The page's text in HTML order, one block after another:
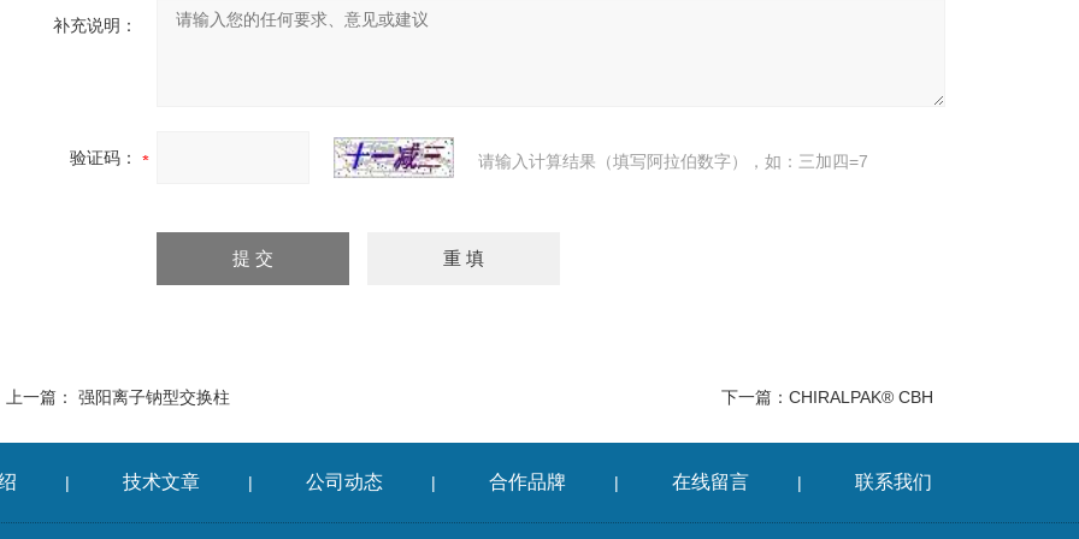
补充说明：
验证码： 请输入计算结果（填写阿拉伯数字），如：三加四=7
上一篇： 强阳离子钠型交换柱 下一篇： CHIRALPAK® CBH
| 技术文章 | 公司动态 | 合作品牌 | 在线留言 | 联系我们